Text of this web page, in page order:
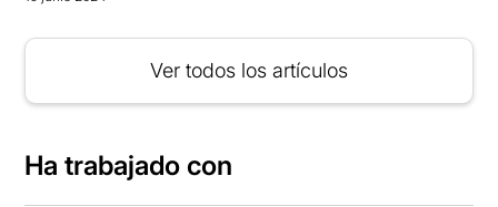
Ver todos los artículos
Ha trabajado con